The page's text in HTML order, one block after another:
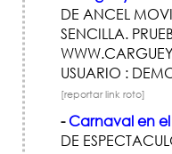
DE ANCEL
SENCILLA.
USUARIO :
[reportar link roto]
-Carnaval en
DE